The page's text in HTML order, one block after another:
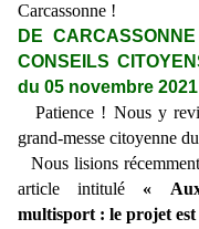
Carcassonne !
DE
CONSEILS
du 05 novembre 2021
Patience ! Nous y
grand-messe citoyenne
Nous lisions
article intitulé «
multisport : le projet est